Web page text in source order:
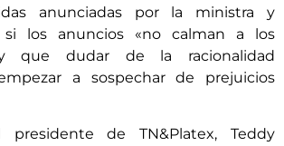
anunciadas por la ministra y
los anuncios «no calman a los
que dudar de la racionalidad
a sospechar de prejuicios
presidente de TN&Platex, Teddy